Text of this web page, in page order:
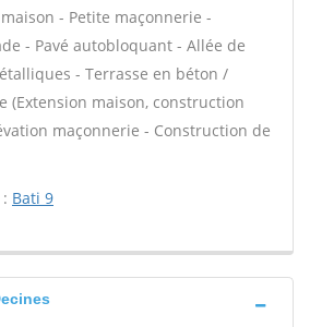
- Petite maçonnerie -
- Pavé autobloquant - Allée de
- Terrasse en béton /
(Extension maison, construction
maçonnerie - Construction de
Bati 9